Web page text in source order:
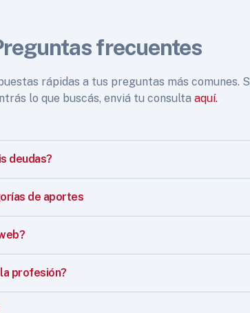
frecuentes
rápidas a tus preguntas más comunes.
lo que buscás, enviá tu consulta aquí.
deudas?
de aportes
profesión?